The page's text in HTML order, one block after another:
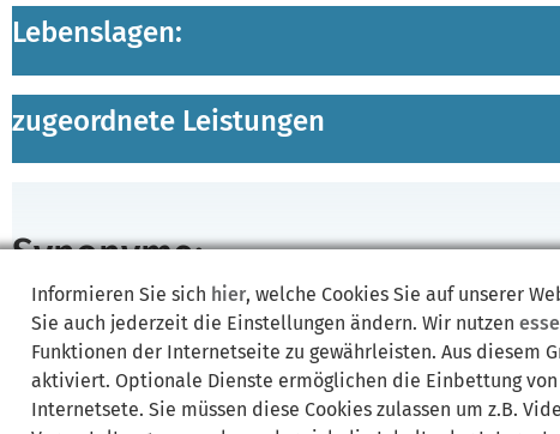
Lebenslagen:
zugeordnete Leistungen
Synonyme:
Register, Rollen und Verzeichnisse
Informieren Sie sich hier, welche Cookies Sie auf unserer
Sie auch jederzeit die Einstellungen ändern. Wir nutzen
Funktionen der Internetseite zu gewährleisten. Aus diesem
aktiviert. Optionale Dienste ermöglichen die Einbettung
Internetsete. Sie müssen diese Cookies zulassen um z.B.